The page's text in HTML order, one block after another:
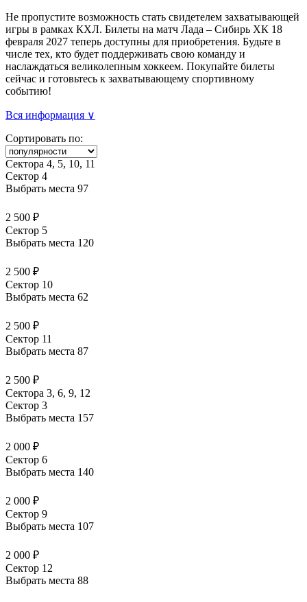
Не пропустите возможность стать свидетелем захватывающей
игры в рамках КХЛ. Билеты на матч Лада – Сибирь ХК 18
февраля 2027 теперь доступны для приобретения. Будьте в
числе тех, кто будет поддерживать свою команду и
наслаждаться великолепным хоккеем. Покупайте билеты
сейчас и готовьтесь к захватывающему спортивному
событию!
Вся информация ∨
Сортировать по:
Сектора 4, 5, 10, 11
Сектор 4
Выбрать места 97
2 500 ₽
Сектор 5
Выбрать места 120
2 500 ₽
Сектор 10
Выбрать места 62
2 500 ₽
Сектор 11
Выбрать места 87
2 500 ₽
Сектора 3, 6, 9, 12
Сектор 3
Выбрать места 157
2 000 ₽
Сектор 6
Выбрать места 140
2 000 ₽
Сектор 9
Выбрать места 107
2 000 ₽
Сектор 12
Выбрать места 88